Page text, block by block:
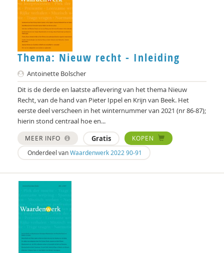
Robert van Putten
Denise Robbesom
Peter Rombouts
Bart van Rosmalen
Beate Rössler
Joke van Saane
Paul Scheffer
Wouter Schenke
Dennis Schutijser
Thema: Nieuw recht - Inleiding
Antoinette Bolscher
Dit is de derde en laatste aflevering van het thema Nieuw
Recht, van de hand van Pieter Ippel en Krijn van Beek. Het
eerste deel verscheen in het winternummer van 2021 (nr 86-87);
hierin stond centraal hoe en...
MEER INFO Gratis
KOPEN
Onderdeel vanWaardenwerk 2022 90-91